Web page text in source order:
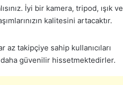
İyi bir kamera, tripod, ışık ve
kalitesini artacaktır.
az takipçiye sahip kullanıcıları
güvenilir hissetmektedirler.